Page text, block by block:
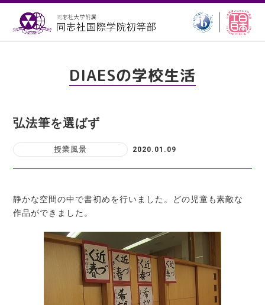
DIAESの学校生活
弘法筆を選ばず
授業風景 2020.01.09
静かな空間の中で書初めを行いました。どの児童も素敵な
作品ができました。